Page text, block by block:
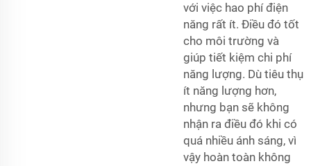
với việc hao phí điện
năng rất ít. Điều đó tốt
cho môi trường và
giúp tiết kiệm chi phí
năng lượng. Dù tiêu thụ
ít năng lượng hơn,
nhưng bạn sẽ không
nhận ra điều đó khi có
quá nhiều ánh sáng, vì
vậy hoàn toàn không